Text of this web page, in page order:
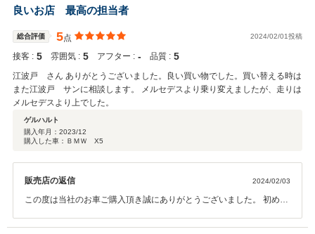
清掃後のお写真もLINEで送信させていただきました。けん様よりお譲
りいただきました下取のBMW3シリーズは年式は経過しているモデル
でしたが、本当に綺麗に保っておりヘッドライトの色あせもなく綺麗
な状態で驚きました。今回の218ｄも大切にご使用いただくのだと感
じました。次回の車検もお気軽にお問合せ下さい。 引き続きサポート
させて頂きますので、今後ともどうぞ宜しくお願い申し上げます。お
近くまで来られた際はお気軽にお立ち寄りください。 この度は誠にあ
りがとうございました。
良いお店 最高の担当者
総合評価 5点 2024/02/01投稿
接客 : 5 雰囲気 : 5 アフター : ‐ 品質 : 5
江波戸 さん ありがとうございました。良い買い物でした。買い替える時は
また江波戸 サンに相談します。 メルセデスより乗り変えましたが、走りは
メルセデスより上でした。
ゲルハルト
購入年月： 2023/12
購入した車：ＢＭＷ X5
販売店の返信 2024/02/03
この度は当社のお車ご購入頂き誠にありがとうございました。 初めて
理、またお乗り換えの際などいつでもご相談くださいませ。 今後共よ